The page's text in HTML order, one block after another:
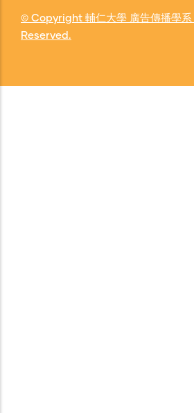
© Copyright 輔仁大學 廣告傳播學系
Reserved.